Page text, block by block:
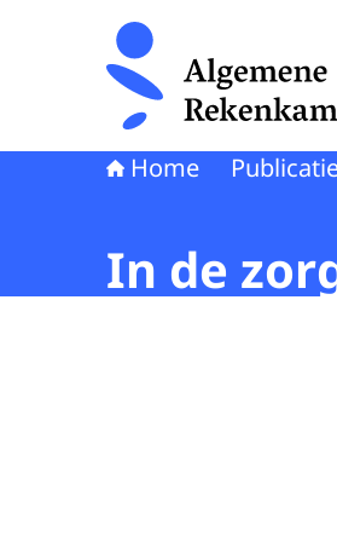
Naar de homepage van
Home
In de